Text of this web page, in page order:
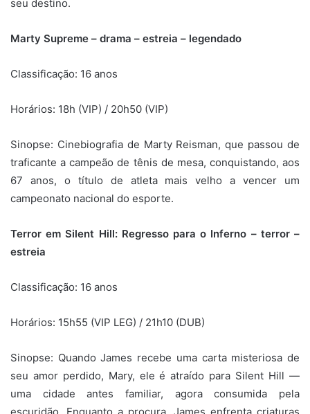
seu destino.
Marty Supreme – drama – estreia – legendado
Classificação: 16 anos
Horários: 18h (VIP) / 20h50 (VIP)
Sinopse: Cinebiografia de Marty Reisman, que passou de
traficante a campeão de tênis de mesa, conquistando, aos
67 anos, o título de atleta mais velho a vencer um
campeonato nacional do esporte.
Terror em Silent Hill: Regresso para o Inferno – terror –
estreia
Classificação: 16 anos
Horários: 15h55 (VIP LEG) / 21h10 (DUB)
Sinopse: Quando James recebe uma carta misteriosa de
seu amor perdido, Mary, ele é atraído para Silent Hill —
uma cidade antes familiar, agora consumida pela
escuridão. Enquanto a procura, James enfrenta criaturas